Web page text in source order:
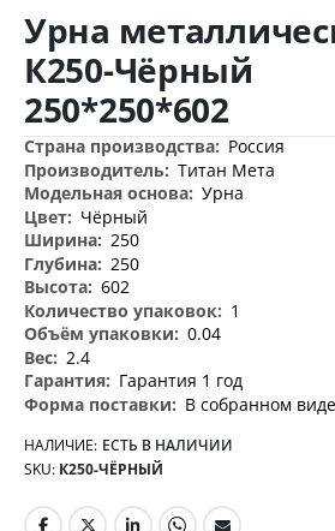
к
началу
галереи
изображений
Урна
К250-Чёрный
250*250*602
Дополнительная
информация
Россия
Титан Мета
Урна
Чёрный
250
250
602
1
0.04
2.4
Гарантия 1 год
В собранном виде
НАЛИЧИЕ: ЕСТЬ В НАЛИЧИИ
SKU К250-ЧЁРНЫЙ